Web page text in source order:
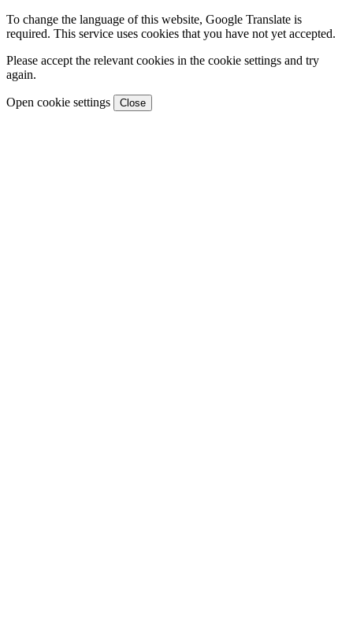
To change the language of this website, Google Translate is
required. This service uses cookies that you have not yet accepted.
Please accept the relevant cookies in the cookie settings and try
again.
Open cookie settings Close